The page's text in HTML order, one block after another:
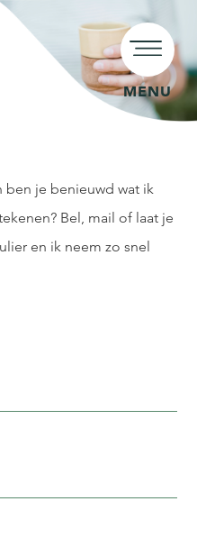
MENU
ben je benieuwd wat ik
Bel, mail of laat je
en ik neem zo snel